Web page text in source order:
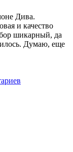
Дива.
и качество
шикарный, да
Думаю, еще